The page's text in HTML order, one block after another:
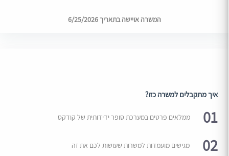
המשרה אויישה בתאריך 6/25/2026
איך מתקבלים למשרה כזו?
01 ממלאים פרטים במערכת סופר ידידותית של קודקס
02 מגישים מועמדות למשרות שעושות לכם את זה